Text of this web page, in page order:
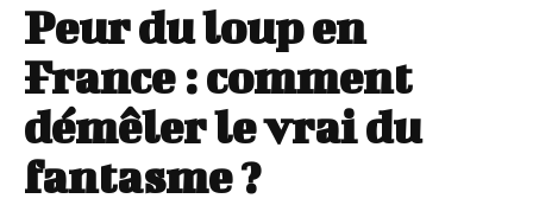
Peur du loup en
France : comment
démêler le vrai du
fantasme ?